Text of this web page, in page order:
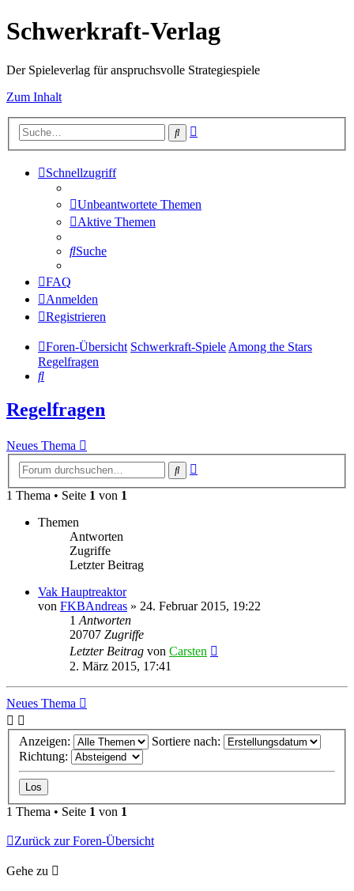
Schwerkraft-Verlag
Der Spieleverlag für anspruchsvolle Strategiespiele
Zum Inhalt
Suche
Schnellzugriff
Unbeantwortete Themen
Aktive Themen
Suche
FAQ
Anmelden
Registrieren
Foren-Übersicht Schwerkraft-SpieleAmong the Stars
Regelfragen
Suche
Regelfragen
Neues Thema
Suche
1 Thema • Seite 1 von 1
Themen
Antworten
Zugriffe
Letzter Beitrag
Vak Hauptreaktor
von FKBAndreas » 24. Februar 2015, 19:22
1 Antworten
20707 Zugriffe
Letzter Beitrag von Carsten
2. März 2015, 17:41
Neues Thema
Anzeigen:
Sortiere nach:
Richtung:
1 Thema • Seite 1 von 1
Zurück zur Foren-Übersicht
Gehe zu